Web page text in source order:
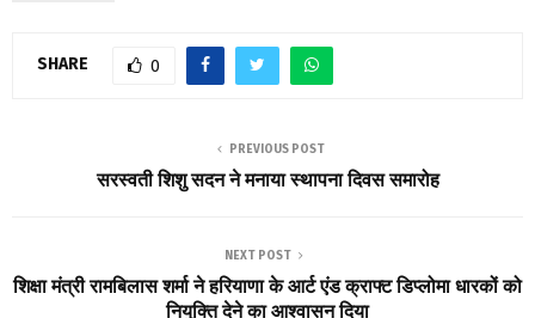
SHARE 0
PREVIOUS POST
सरस्वती शिशु सदन ने मनाया स्थापना दिवस समारोह
NEXT POST
शिक्षा मंत्री रामबिलास शर्मा ने हरियाणा के आर्ट एंड क्राफ्ट डिप्लोमा धारकों को
नियुक्ति देने का आश्वासन दिया